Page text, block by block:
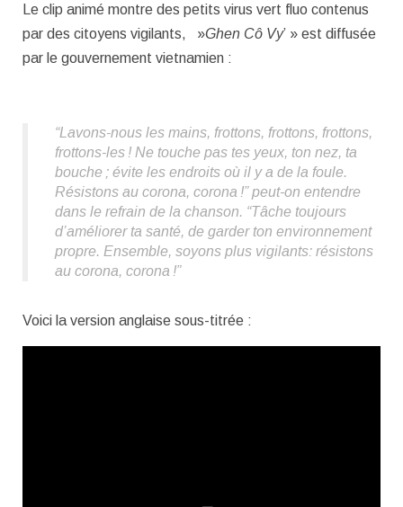
Le clip animé montre des petits virus vert fluo contenus
par des citoyens vigilants, »Ghen Cô Vy’ » est diffusée
par le gouvernement vietnamien :
“Lavons-nous les mains, frottons, frottons, frottons,
frottons-les ! Ne touche pas tes yeux, ton nez, ta
bouche ; évite les endroits où il y a de la foule.
Résistons au corona, corona !”peut-on entendre
dans le refrain de la chanson. “Tâche toujours
d’améliorer ta santé, de garder ton environnement
propre. Ensemble, soyons plus vigilants: résistons
au corona, corona !”
Voici la version anglaise sous-titrée :